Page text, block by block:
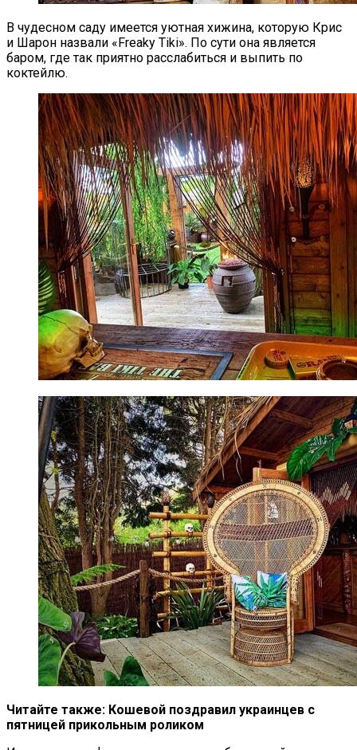
В чудесном саду имеется уютная хижина, которую Крис
и Шарон назвали «Freaky Tiki». По сути она является
баром, где так приятно расслабиться и выпить по
коктейлю.
Читайте также: Кошевой поздравил украинцев с
пятницей прикольным роликом